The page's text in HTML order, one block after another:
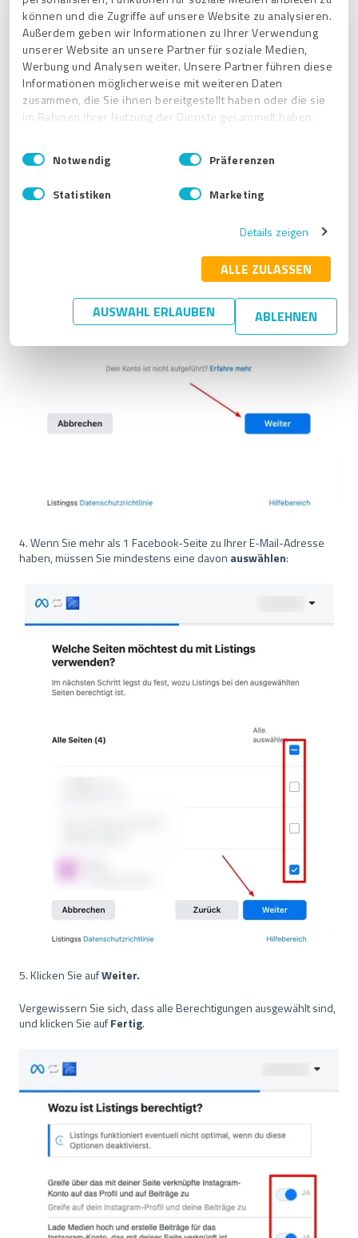
können und die Zugriffe auf unsere Website zu analysieren.
Außerdem geben wir Informationen zu Ihrer Verwendung
unserer Website an unsere Partner für soziale Medien,
Werbung und Analysen weiter. Unsere Partner führen diese
Informationen möglicherweise mit weiteren Daten
zusammen, die Sie ihnen bereitgestellt haben oder die sie
im Rahmen Ihrer Nutzung der Dienste gesammelt haben.
Impressum
Datenschutzbestimmungen
E
i
n
w
s
Notwendig Präferenzen
Statistiken Marketing
Details zeigen
ALLE ZULASSEN
AUSWAHL ERLAUBEN ABLEHNEN
3. Klicken Sie aufWeiter.
4. Wenn Sie mehr als 1 Facebook-Seite zu Ihrer E-Mail-Adresse
haben, müssen Sie mindestens eine davon auswählen:
5. Klicken Sie aufWeiter.
Vergewissern Sie sich, dass alle Berechtigungen ausgewählt sind,
und klicken Sie aufFertig.